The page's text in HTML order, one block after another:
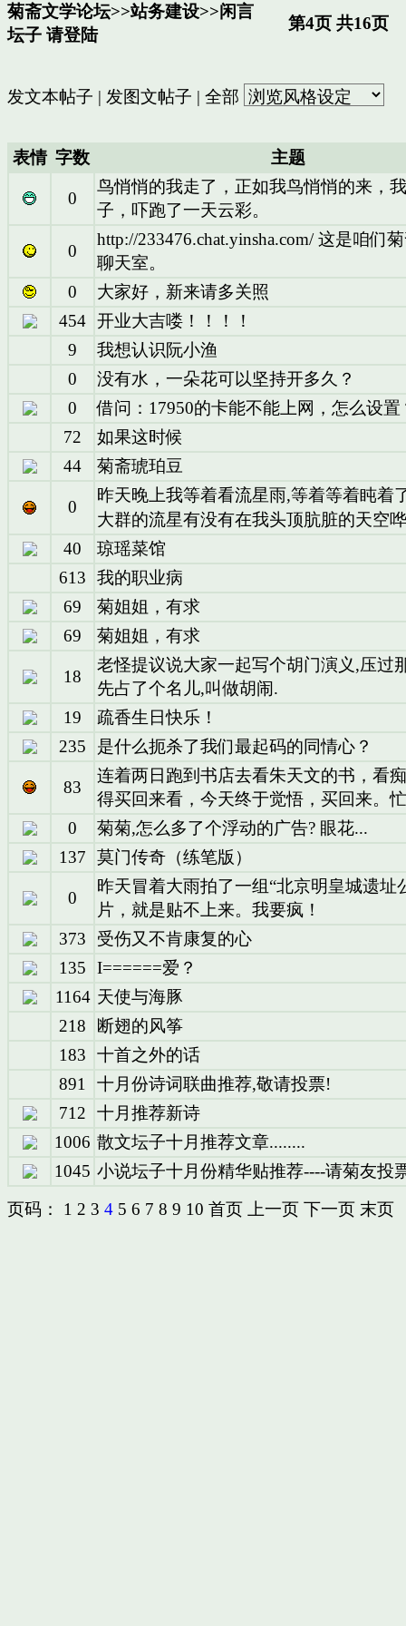
菊斋文学论坛>>站务建设>>闲言
坛子 请登陆
第4页 共16页
发文本帖子 | 发图文帖子 | 全部
表情 字数 主题
0
鸟悄悄的我走了，正如我鸟悄悄的来，
子，吓跑了一天云彩。
0
http://233476.chat.yinsha.com/ 这是咱们
聊天室。
0
大家好，新来请多关照
454 开业大吉喽！！！！
9
我想认识阮小渔
0
没有水，一朵花可以坚持开多久？
0
借问：17950的卡能不能上网，怎么设置
72
如果这时候
44
菊斋琥珀豆
0
昨天晚上我等着看流星雨,等着等着盹着
大群的流星有没有在我头顶肮脏的天空
40
琼瑶菜馆
613
我的职业病
69
菊姐姐，有求
69
菊姐姐，有求
18
老怪提议说大家一起写个胡门演义,压过
先占了个名儿,叫做胡闹.
19
疏香生日快乐！
235
是什么扼杀了我们最起码的同情心？
83
连着两日跑到书店去看朱天文的书，看
得买回来看，今天终于觉悟，买回来。忙
0
菊菊,怎么多了个浮动的广告? 眼花...
137
莫门传奇（练笔版）
0
昨天冒着大雨拍了一组“北京明皇城遗址
片，就是贴不上来。我要疯！
373
受伤又不肯康复的心
135
I======爱？
1164 天使与海豚
218
断翅的风筝
183
十首之外的话
891
十月份诗词联曲推荐,敬请投票!
712
十月推荐新诗
1006 散文坛子十月推荐文章........
1045 小说坛子十月份精华贴推荐----请菊友投
页码： 1 2 3 4 5 6 7 8 9 10 首页 上一页 下一页 末页